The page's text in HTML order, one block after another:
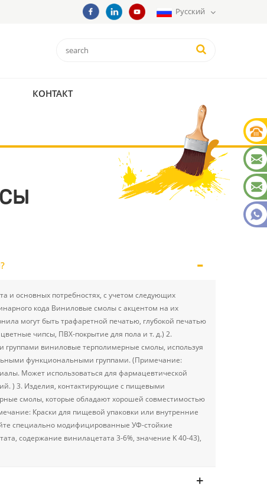
Русский
КОНТАКТ
и основных потребностях, с учетом следующих
кода Виниловые смолы с акцентом на их
могут быть трафаретной печатью, глубокой печатью
чипсы, ПВХ-покрытие для пола и т. д.) 2.
виниловые терполимерные смолы, используя
функциональными группами. (Примечание:
Может использоваться для фармацевтической
) 3. Изделия, контактирующие с пищевыми
смолы, которые обладают хорошей совместимостью
Краски для пищевой упаковки или внутренние
специально модифицированные УФ-стойкие
содержание винилацетата 3-6%, значение K 40-43),